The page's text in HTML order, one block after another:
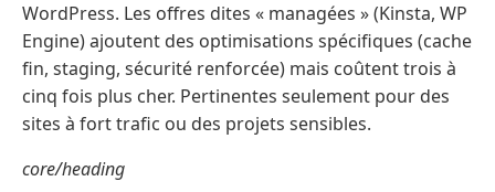
WordPress. Les offres dites « managées » (Kinsta, WP
Engine) ajoutent des optimisations spécifiques (cache
fin, staging, sécurité renforcée) mais coûtent trois à
cinq fois plus cher. Pertinentes seulement pour des
sites à fort trafic ou des projets sensibles.
core/heading